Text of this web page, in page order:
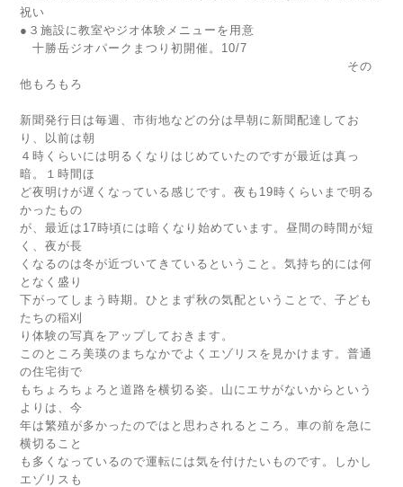
祝い
●３施設に教室やジオ体験メニューを用意
十勝岳ジオパークまつり初開催。10/7
その
他もろもろ
新聞発行日は毎週、市街地などの分は早朝に新聞配達してお
り、以前は朝
４時くらいには明るくなりはじめていたのですが最近は真っ
暗。１時間ほ
ど夜明けが遅くなっている感じです。夜も19時くらいまで明る
かったもの
が、最近は17時頃には暗くなり始めています。昼間の時間が短
く、夜が長
くなるのは冬が近づいてきているということ。気持ち的には何
となく盛り
下がってしまう時期。ひとまず秋の気配ということで、子ども
たちの稲刈
り体験の写真をアップしておきます。
このところ美瑛のまちなかでよくエゾリスを見かけます。普通
の住宅街で
もちょろちょろと道路を横切る姿。山にエサがないからという
よりは、今
年は繁殖が多かったのではと思わされるところ。車の前を急に
横切ること
も多くなっているので運転には気を付けたいものです。しかし
エゾリスも